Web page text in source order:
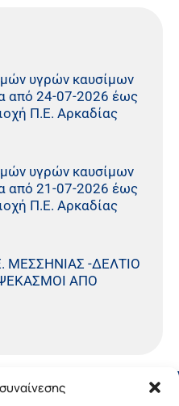
υγρών καυσίμων
από 24-07-2026 έως
Π.Ε. Αρκαδίας
υγρών καυσίμων
από 21-07-2026 έως
Π.Ε. Αρκαδίας
ΜΕΣΣΗΝΙΑΣ -ΔΕΛΤΙΟ
ΑΠΟ